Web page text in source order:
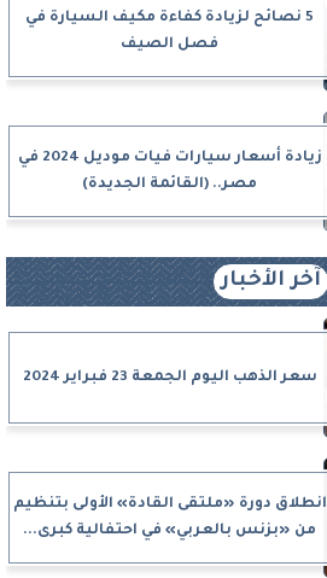
5 نصائح لزيادة كفاءة مكيف السيارة في
فصل الصيف
زيادة أسعار سيارات فيات موديل 2024 في
مصر.. (القائمة الجديدة)
آخر الأخبار
سعر الذهب اليوم الجمعة 23 فبراير 2024
انطلاق دورة «ملتقى القادة» الأولى بتنظيم
من «بزنس بالعربي» في احتفالية كبرى...